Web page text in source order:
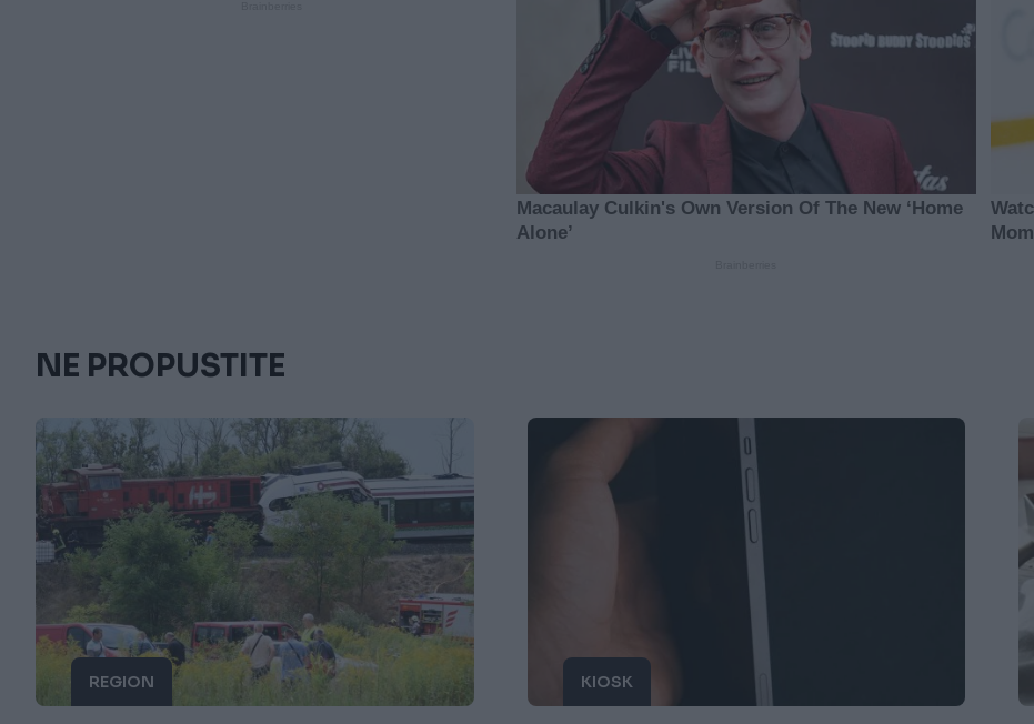
NE PROPUSTITE
REGION KIOSK